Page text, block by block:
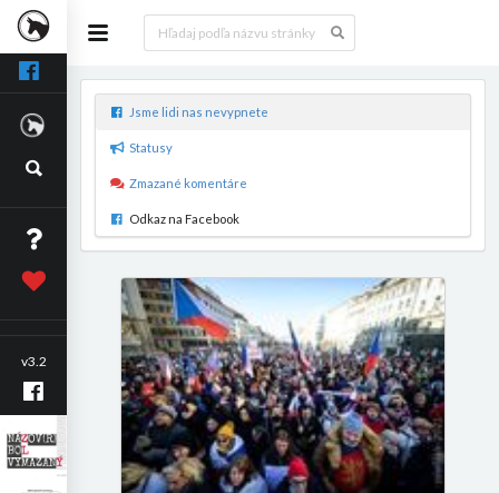
v3.2
Jsme lidi nas nevypnete
Statusy
Zmazané komentáre
Odkaz na Facebook